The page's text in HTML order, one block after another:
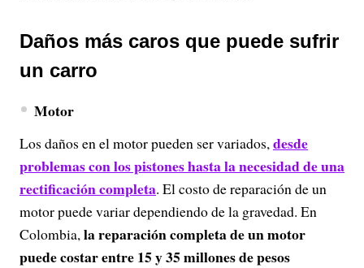
Daños más caros que puede sufrir
un carro
Motor
Los daños en el motor pueden ser variados,desde
problemas con los pistones hasta la necesidad de una
rectificación completa. El costo de reparación de un
motor puede variar dependiendo de la gravedad. En
Colombia,la reparación completa de un motor
puede costar entre 15 y 35 millones de pesos